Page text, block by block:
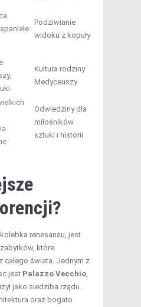
Podziwianie
widoku z kopuły
Kultura rodziny
Medyceuszy
Odwiedziny dla
miłośników
sztuki i historii
renesansu, jest
które
całego świata. Jednym z
jest Palazzo Vecchio
jako siedziba rządu.
oraz bogato